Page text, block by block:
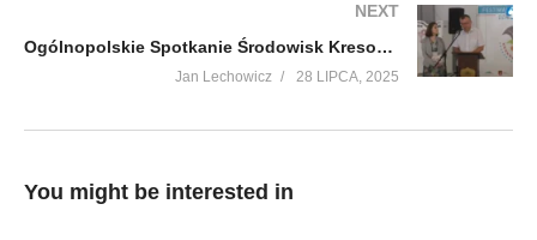
NEXT
Ogólnopolskie Spotkanie Środowisk Kresowych 2025 cz.10
Jan Lechowicz 28 LIPCA, 2025
You might be interested in